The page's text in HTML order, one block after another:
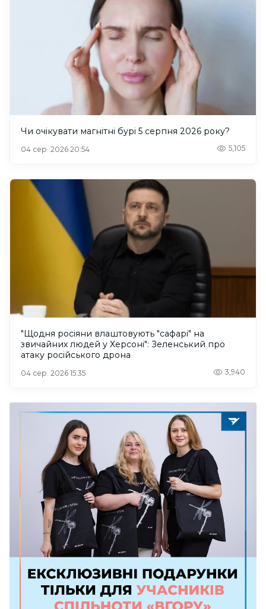
Чи очікувати магнітні бурі 5 серпня 2026 року?
04 сер. 2026 20:54 5,105
"Щодня росіяни влаштовують "сафарі" на
звичайних людей у Херсоні": Зеленський про
атаку російського дрона
04 сер. 2026 15:35 3,940